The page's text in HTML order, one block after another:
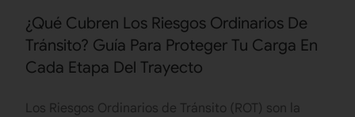
¿Qué Cubren Los Riesgos Ordinarios De
Tránsito? Guía Para Proteger Tu Carga En
Cada Etapa Del Trayecto
Los Riesgos Ordinarios de Tránsito (ROT) son la